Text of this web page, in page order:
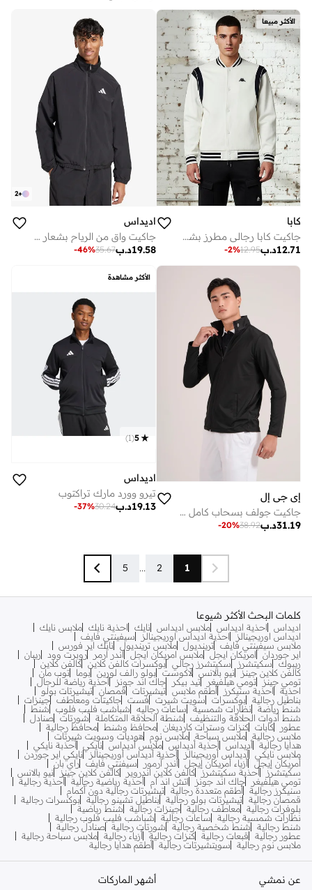
الأكثر مبيعا
كابا
جاكيت كابا رجالي مطرز بشعار
د.ب12.71
12.95
-2%
+
2
اديداس
جاكيت واقٍ من الرياح بشعار أساسي صغير
د.ب19.58
35.67
-46%
إي جي إل
جاكيت جولف بسحاب كامل للجنسين من إي جي إل - أسود - أكمام كاملة بمقاس رياضي للأداء
د.ب31.19
38.92
-20%
الأكثر مشاهدة
5
(
1
)
اديداس
تيرو وورد مارك تراكتوب
د.ب19.13
30.24
-37%
1
2
...
5
كلمات البحث الأكثر شيوعا
اديداس احذية اديداس ملابس اديداس نايك احذية نايك ملابس نايك
اديداس اوريجينالز
احذية اديداس اوريجينالز
سيفينتي فايف
ملابس سيفينتي فايف ترينديول ملابس ترينديول نايك اير فورس
اير جوردان
امريكان ايجل ملابس امريكان ايجل اندر ارمر روبرت وود
ريبان
ريبوك
سكيتشرز سكيتشرز رجالي بوكسرات كالفن كلاين كالفن كلاين
كالفن كلاين جينز نيو بالانس لاكوست بولو رالف لورين بوما
توب مان
تومي جينز تومي هيلفيغر تيد بيكر جاك اند جونز
أحذية رياضة للرجال
احذية
احذية سنيكرز أطقم ملابس تيشيرتات قمصان تيشيرتات بولو
بناطيل رجالية بوكسرات سويت شيرت فست جاكيتات ومعاطف جينزات
شنط رياضة نظارات شمسية ساعات رجاليه شباشب فليب فلوب
شنط
شنط أدوات الحلاقة والتنظيف
شنطة الحلاقة المتكاملة شورتات صنادل
عطور
كابات كنزات وسترات كارديغان محافظ وشنط
محافظ رجالية
ملابس رجالية ملابس سباحة ملابس نوم
هوديات وسويت شيرتات
هدايا رجالية أديداس أحذية أديداس ملابس أديداس نايكي أحذبة نايكي
ملابس نايكي أديداس أوريجينالز أحذية أديداس أوريجينالز
نايكي اير جوردن
أمريكان إيجل أزياء أمريكان إيجل أندر آرمور سيفنتي فايف راي بان
سكيتشرز
أحذية سكيتشرز كالفن كلاين اندروير كالفن كلاين جينز
نيو بالانس
تومي هيلفيغر
جاك اند جونز اتش اند ام أحذية رياضية رجالية أحذية رجالية
سنيكرز رجالية أطقم متعددة رجالية تيشيرتات رجالية دون أكمام
قمصان رجالية تيشيرتات بولو رجالية بناطيل تشينو رجالية بوكسرات رجالية
بلوفرات رجالية معاطف رجالية جينزات رجالية
شنط رياضية
نظارات شمسية رجالية
ساعات رجالية
شباشب فليب فلوب رجالية
شنط رجالية
شنط شخصية رجالية شورتات رجالية صنادل رجالية
عطور رجالية
قبعات رجالية كنزات رجالية أزياء رجالية ملابس سباحة رجالية
ملابس نوم رجالية
سويتشيرتات رجالية أطقم هدايا رجالية
عن نمشي أشهر الماركات